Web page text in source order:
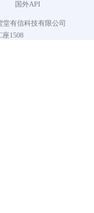
国外API
堂有信科技有限公司
1508